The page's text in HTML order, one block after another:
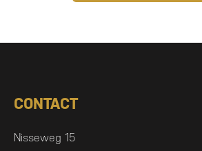
CONTACT
Nisseweg 15